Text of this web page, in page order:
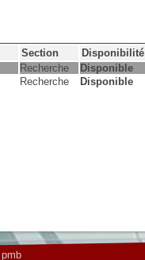
Section
Disponibilité
Recherche
Disponible
Recherche Disponible
pmb